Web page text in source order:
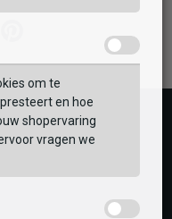
LOCATIE
locatie om de
te bekijken.
om te
en hoe
shopervaring
vragen we